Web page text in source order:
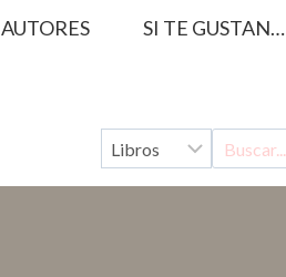
AUTORES SI TE GUSTAN…